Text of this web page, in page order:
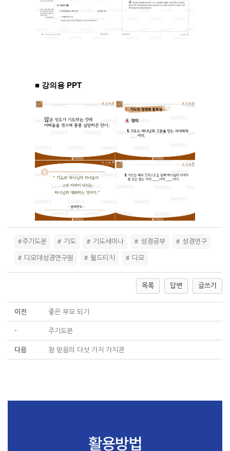
■ 강의용 PPT
#주기도문 # 기도 # 기도세미나 # 성경공부 # 성경연구
# 디모데성경연구원 # 월드티치 # 디모
목록 답변 글쓰기
이전 좋은 부모 되기
- 주기도문
다음 참 믿음의 다섯 가지 가치관
활용방법